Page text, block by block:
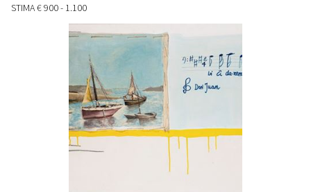
STIMA€ 900 - 1.100